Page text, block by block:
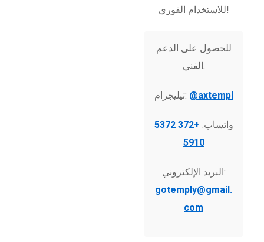
للاستخدام الفوري!
للحصول على الدعم
الفني:
تيليجرام: @axtempl
واتساب:
+372 5372
5910
البريد الإلكتروني:
gotemply@gmail.
com